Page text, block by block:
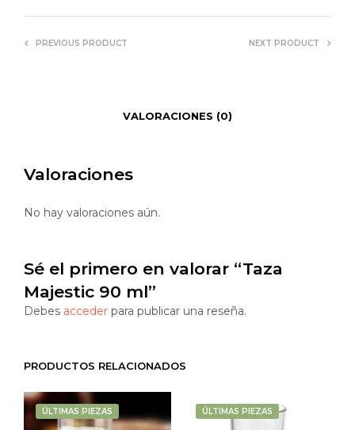
PREVIOUS PRODUCT NEXT PRODUCT
VALORACIONES (0)
Valoraciones
No hay valoraciones aún.
Sé el primero en valorar “Taza
Majestic 90 ml”
Debes acceder para publicar una reseña.
PRODUCTOS RELACIONADOS
ÚLTIMAS PIEZAS ÚLTIMAS PIEZAS